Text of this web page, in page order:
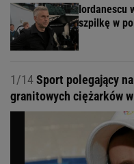
Iordanescu
szpilkę w
1/14Sport polegający
granitowych ciężarków